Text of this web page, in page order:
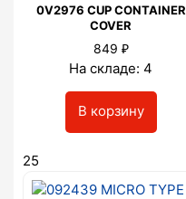
0V2976 CUP CONTAINER
COVER
849 ₽
На складе: 4
В корзину
25